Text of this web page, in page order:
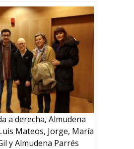
a derecha, Almudena
Mateos, Jorge, María
y Almudena Parrés